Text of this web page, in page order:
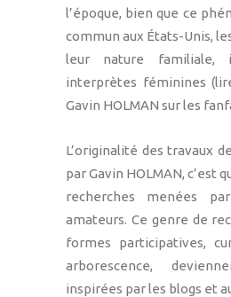
l’époque, bien que ce
commun aux États-Unis,
leur nature familiale,
interprètes féminines
Gavin HOLMAN sur les
L’originalité des travaux
par Gavin HOLMAN, c’est
recherches menées
amateurs. Ce genre de
formes participatives,
arborescence,
inspirées par les blogs et